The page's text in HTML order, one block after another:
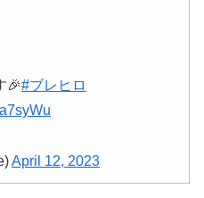
🎉#ブレヒロ
April 12, 2023